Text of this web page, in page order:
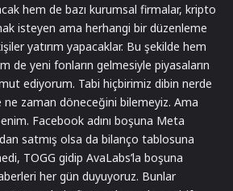
hem de bazı kurumsal firmalar, kripto
isteyen ama herhangi bir düzenleme
yatırım yapacaklar. Bu şekilde hem
de yeni fonların gelmesiyle piyasaların
ediyorum. Tabi hiçbirimiz dibin nerde
zaman döneceğini bilemeyiz. Ama
Facebook adını boşuna Meta
satmış olsa da bilanço tablosuna
TOGG gidip AvaLabs’la boşuna
her gün duyuyoruz. Bunlar